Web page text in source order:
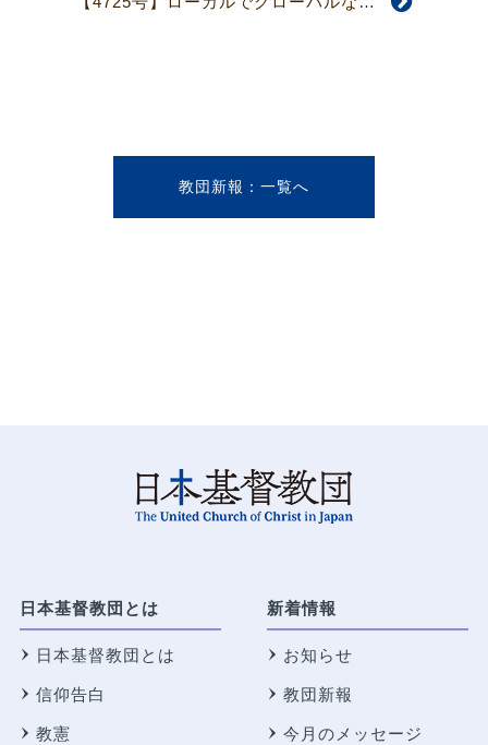
教団新報
日本基督教団とは
日本基督教団とは
信仰告白
教憲
新着情報
お知らせ
教団新報
今月のメッセージ